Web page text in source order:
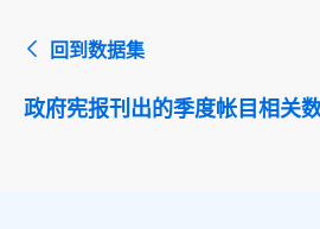
回到数据集
政府宪报刊出的季度帐目相关